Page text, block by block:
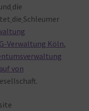
die
die Schleumer
Verwaltung Köln,
von